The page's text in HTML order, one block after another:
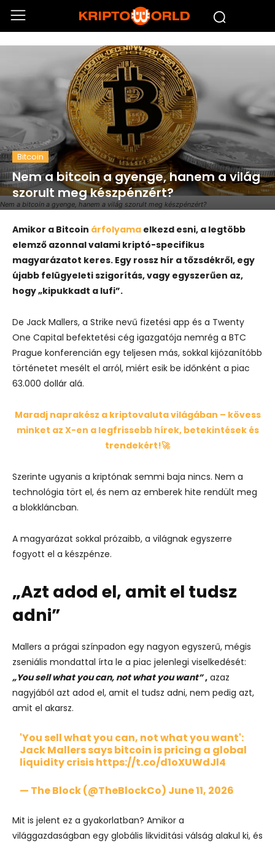
Nem a bitcoin a gyenge, hanem a világ szorult meg készpénzért?
Bitcoin
Nem a bitcoin a gyenge, hanem a világ
szorult meg készpénzért?
Amikor a Bitcoin árfolyama elkezd esni, a legtöbb
elemző azonnal valami kriptó-specifikus
magyarázatot keres. Egy rossz hír a tőzsdékről, egy
újabb felügyeleti szigorítás, vagy egyszerűen az,
hogy „kipukkadt a lufi”.
De Jack Mallers, a Strike nevű fizetési app és a Twenty
One Capital befektetési cég igazgatója nemrég a BTC
Prague konferencián egy teljesen más, sokkal kijózanítóbb
történetet mesélt el arról, miért esik be időnként a piac
63.000 dollár alá.
Maradj naprakész a kriptovaluta világában – kövess
minket az X-en a legfrissebb hírek, betekintések és
trendekért!🚀
Szerinte ugyanis a kriptónak semmi baja nincs. Nem a
technológia tört el, és nem az emberek hite rendült meg
a blokkláncban.
A magyarázat sokkal prózaibb, a világnak egyszerre
fogyott el a készpénze.
„Azt adod el, amit el tudsz
adni”
Mallers a prágai színpadon egy nagyon egyszerű, mégis
zseniális mondattal írta le a piac jelenlegi viselkedését:
„You sell what you can, not what you want”, azaz
nagyjából azt adod el, amit el tudsz adni, nem pedig azt,
amit el akarsz.
'You sell what you can, not what you want':
Jack Mallers says bitcoin is pricing a global
liquidity crisishttps://t.co/d1oXUWdJl4
— The Block (@TheBlockCo) June 11, 2026
Mit is jelent ez a gyakorlatban? Amikor a
világgazdaságban egy globális likviditási válság alakul ki, és